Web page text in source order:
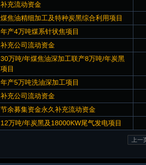
补充流动资金
煤焦油精细加工及特种炭黑综合利用项目
年产4万吨煤系针状焦项目
补充公司流动资金
30万吨/年煤焦油深加工联产8万吨/年炭黑
项目
年产5万吨洗油深加工项目
补充公司流动资金
节余募集资金永久补充流动资金
12万吨/年炭黑及18000KW尾气发电项目
上一